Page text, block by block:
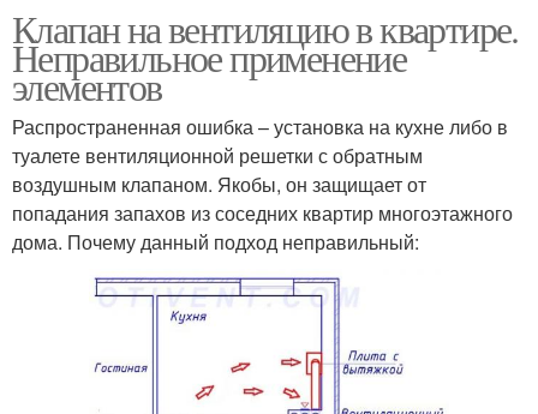
Клапан на вентиляцию в квартире.
Неправильное применение
элементов
Распространенная ошибка – установка на кухне либо в
туалете вентиляционной решетки с обратным
воздушным клапаном. Якобы, он защищает от
попадания запахов из соседних квартир многоэтажного
дома. Почему данный подход неправильный: